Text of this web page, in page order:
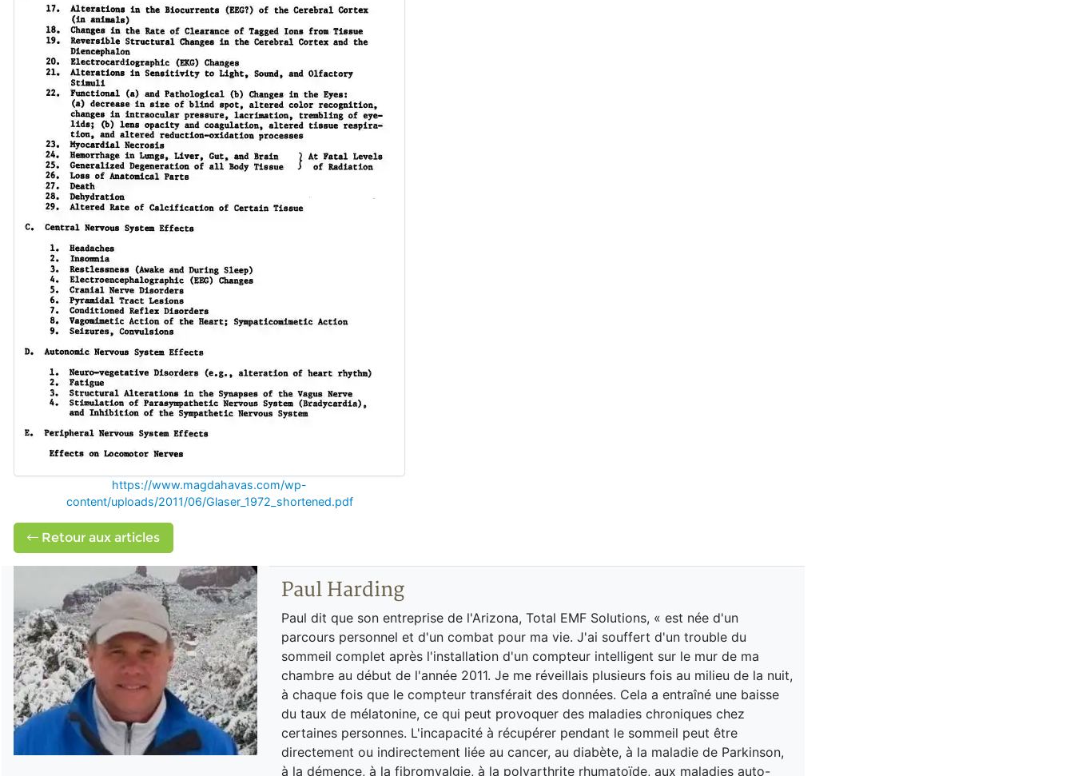
https://www.magdahavas.com/wp-
content/uploads/2011/06/Glaser_1972_shortened.pdf
Retour aux articles
Paul Harding
Paul dit que son entreprise de l'Arizona, Total EMF Solutions, « est née d'un
parcours personnel et d'un combat pour ma vie. J'ai souffert d'un trouble du
sommeil complet après l'installation d'un compteur intelligent sur le mur de ma
chambre au début de l'année 2011. Je me réveillais plusieurs fois au milieu de la nuit,
à chaque fois que le compteur transférait des données. Cela a entraîné une baisse
du taux de mélatonine, ce qui peut provoquer des maladies chroniques chez
certaines personnes. L'incapacité à récupérer pendant le sommeil peut être
directement ou indirectement liée au cancer, au diabète, à la maladie de Parkinson,
à la démence, à la fibromyalgie, à la polyarthrite rhumatoïde, aux maladies auto-